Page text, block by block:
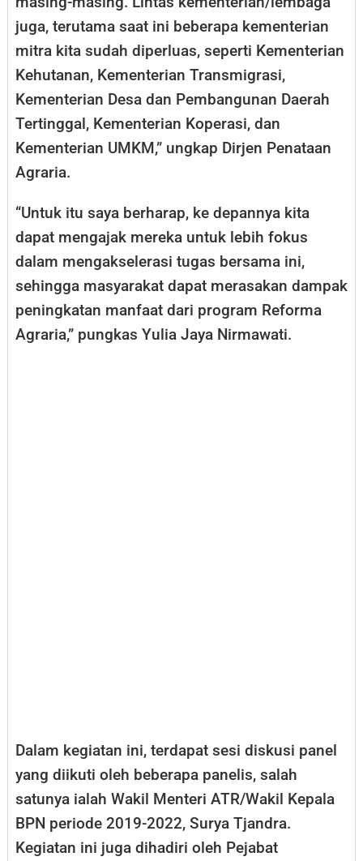
juga, terutama saat ini beberapa kementerian
mitra kita sudah diperluas, seperti Kementerian
Kehutanan, Kementerian Transmigrasi,
Kementerian Desa dan Pembangunan Daerah
Tertinggal, Kementerian Koperasi, dan
Kementerian UMKM,” ungkap Dirjen Penataan
Agraria.
“Untuk itu saya berharap, ke depannya kita
dapat mengajak mereka untuk lebih fokus
dalam mengakselerasi tugas bersama ini,
sehingga masyarakat dapat merasakan dampak
peningkatan manfaat dari program Reforma
Agraria,” pungkas Yulia Jaya Nirmawati.
Dalam kegiatan ini, terdapat sesi diskusi panel
yang diikuti oleh beberapa panelis, salah
satunya ialah Wakil Menteri ATR/Wakil Kepala
BPN periode 2019-2022, Surya Tjandra.
Kegiatan ini juga dihadiri oleh Pejabat